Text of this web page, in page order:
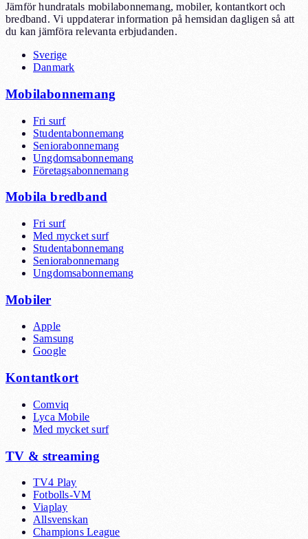
Jämför hundratals mobilabonnemang, mobiler, kontantkort och
bredband. Vi uppdaterar information på hemsidan dagligen så att
du kan jämföra relevanta erbjudanden.
Sverige
Danmark
Mobilabonnemang
Fri surf
Studentabonnemang
Seniorabonnemang
Ungdomsabonnemang
Företagsabonnemang
Mobila bredband
Fri surf
Med mycket surf
Studentabonnemang
Seniorabonnemang
Ungdomsabonnemang
Mobiler
Apple
Samsung
Google
Kontantkort
Comviq
Lyca Mobile
Med mycket surf
TV & streaming
TV4 Play
Fotbolls-VM
Viaplay
Allsvenskan
Champions League